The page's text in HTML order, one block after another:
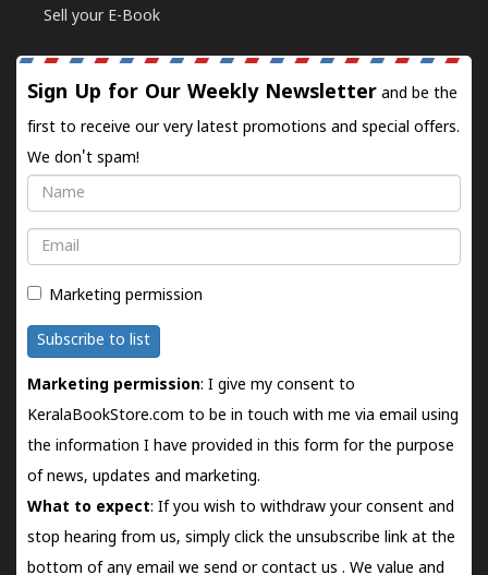
Sell your E-Book
Sign Up for Our Weekly Newsletter and be the
first to receive our very latest promotions and special offers.
We don't spam!
Name
Email
Marketing permission
Subscribe to list
Marketing permission: I give my consent to
KeralaBookStore.com to be in touch with me via email using
the information I have provided in this form for the purpose
of news, updates and marketing.
What to expect: If you wish to withdraw your consent and
stop hearing from us, simply click the unsubscribe link at the
bottom of any email we send orcontact us . We value and